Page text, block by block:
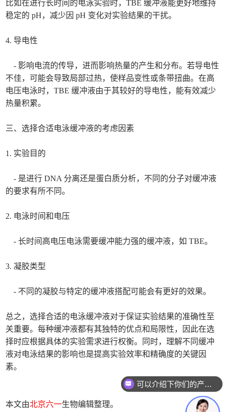
比如在进行长时间的电泳实验时，TBE 缓冲液能更好地维持
稳定的 pH，减少因 pH 变化对实验结果的干扰。
4. 导电性
- 影响电流的传导，进而影响热量的产生和分布。若导电性
不佳，可能会导致局部过热，使样品变性或条带扭曲。在高
电压电泳时，TBE 缓冲液由于其较好的导电性，能有效减少
热量积累。
三、选择合适电泳缓冲液的考虑因素
1. 实验目的
- 是进行 DNA 分离还是蛋白质分析，不同的分子对缓冲液
的要求有所不同。
2. 电泳时间和电压
- 长时间高电压电泳需要缓冲能力强的缓冲液，如 TBE。
3. 凝胶类型
- 不同的凝胶与特定的缓冲液搭配可能会有更好的效果。
总之，选择合适的电泳缓冲液对于保证实验结果的准确性至
关重要。每种缓冲液都有其独特的优点和局限性，因此在选
择时应根据具体的实验需求进行权衡。同时，理解不同缓冲
液对电泳结果的影响也是提高实验效率和精确度的关键因
素。
本文由北京六一生物编辑整理。